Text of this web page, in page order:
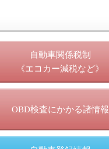
自動車関係税制
《エコカー減税など》
OBD検査にかかる諸情報